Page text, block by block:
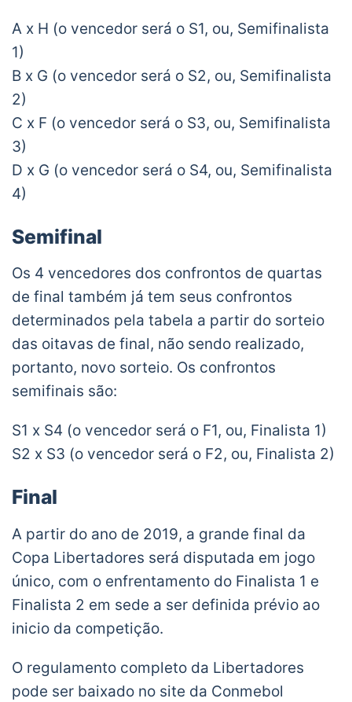
A x H (o vencedor será o S1, ou, Semifinalista
1)
B x G (o vencedor será o S2, ou, Semifinalista
2)
C x F (o vencedor será o S3, ou, Semifinalista
3)
D x G (o vencedor será o S4, ou, Semifinalista
4)
Semifinal
Os 4 vencedores dos confrontos de quartas
de final também já tem seus confrontos
determinados pela tabela a partir do sorteio
das oitavas de final, não sendo realizado,
portanto, novo sorteio. Os confrontos
semifinais são:
S1 x S4 (o vencedor será o F1, ou, Finalista 1)
S2 x S3 (o vencedor será o F2, ou, Finalista 2)
Final
A partir do ano de 2019, a grande final da
Copa Libertadores será disputada em jogo
único, com o enfrentamento do Finalista 1 e
Finalista 2 em sede a ser definida prévio ao
inicio da competição.
O regulamento completo da Libertadores
pode ser baixado no site da Conmebol